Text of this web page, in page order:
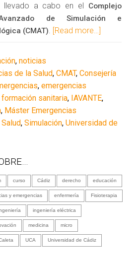
llevado a cabo en el
Complejo
de Simulación e
(CMAT). [Read more…]
,noticias
de la Salud,CMAT,Consejería
,emergencias
formación sanitaria, IAVANTE,
, Máster Emergencias
Salud,Simulación,Universidad de
curso Cádiz derecho educación
y emergencias enfermería Fisioterapia
ingeniería eléctrica
medicina micro
UCA Universidad de Cádiz